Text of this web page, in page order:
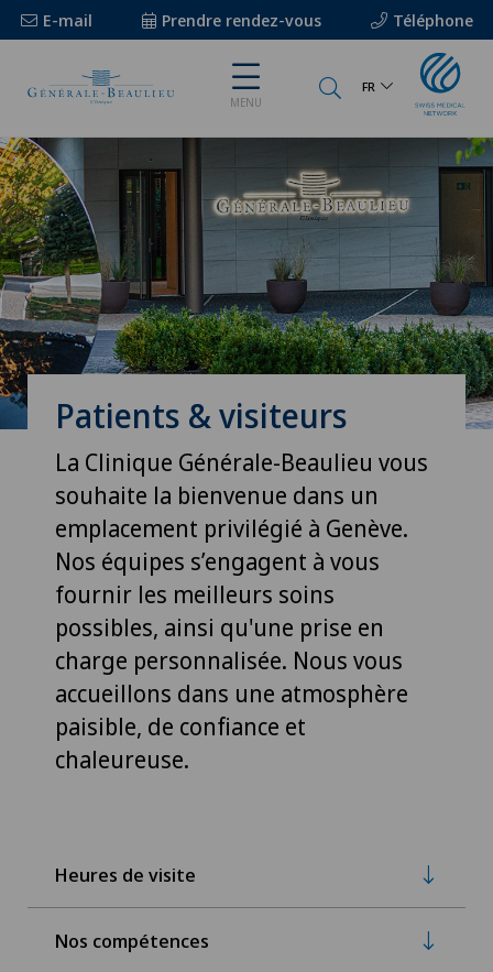
E-mail Prendre rendez-vous Téléphone
MENU
FR
Patients & visiteurs
La Clinique Générale-Beaulieu vous
souhaite la bienvenue dans un
emplacement privilégié à Genève.
Nos équipes s’engagent à vous
fournir les meilleurs soins
possibles, ainsi qu'une prise en
charge personnalisée. Nous vous
accueillons dans une atmosphère
paisible, de confiance et
chaleureuse.
Heures de visite
Nos compétences